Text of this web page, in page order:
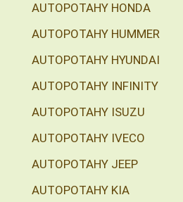
AUTOPOTAHY HONDA
AUTOPOTAHY HUMMER
AUTOPOTAHY HYUNDAI
AUTOPOTAHY INFINITY
AUTOPOTAHY ISUZU
AUTOPOTAHY IVECO
AUTOPOTAHY JEEP
AUTOPOTAHY KIA